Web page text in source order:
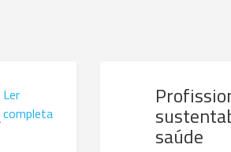
Ler
completa
saúde